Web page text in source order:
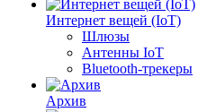
Интернет вещей (IoT)
Шлюзы
Антенны IoT
Bluetooth-трекеры
Архив